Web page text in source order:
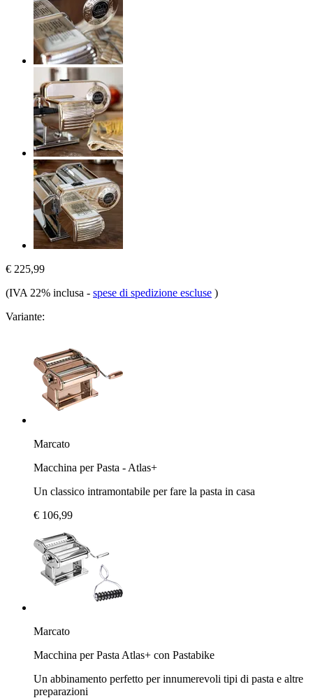
€ 225,99
(IVA 22% inclusa - spese di spedizione escluse )
Variante:
Marcato
Macchina per Pasta - Atlas+
Un classico intramontabile per fare la pasta in casa
€ 106,99
Marcato
Macchina per Pasta Atlas+ con Pastabike
Un abbinamento perfetto per innumerevoli tipi di pasta e altre
preparazioni